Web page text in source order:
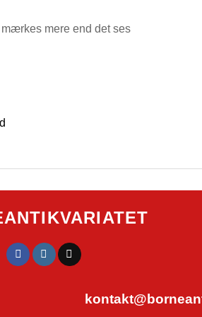
mere end det ses